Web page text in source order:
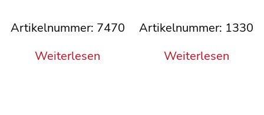
Artikelnummer: 1330
Weiterlesen
Artikelnummer: 7470
Weiterlesen